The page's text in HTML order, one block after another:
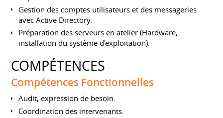
Gestion des comptes utilisateurs et des messageries
avec Active Directory.
Préparation des serveurs en atelier (Hardware,
installation du système d'exploitation).
COMPÉTENCES
Compétences Fonctionnelles
Audit, expression de besoin.
Coordination des intervenants.